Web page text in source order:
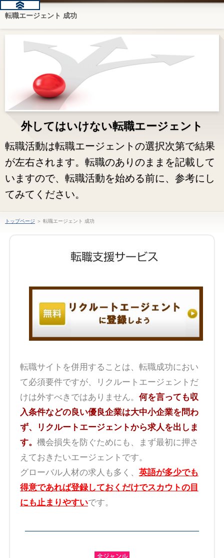
転職エージェント 成功
外してはいけない転職エージェント
転職活動は転職エージェントの選択次第で結果
が左右されます。転職のありのままを記載して
いますので、転職活動を始める前に、参考にし
てみてください。
トップページ ＞ 転職エージェント 成功
転職サイトを併用することは、転職成功におい
て必須要件ですが、リクルートエージェントだ
けは外すべきではありません。 何を言っても収
入条件などの良い優良企業は大中小企業を問わ
ず、リクルートエージェントから求人を出しま
す。 機会損失を防ぐためにも、まず最初に押さ
えておきたいエージェントです。
グローバル人材の求人も多く、 英語が多少でも
得意であれば登録しておくだけでスカウトの目
にも止まりやすいです。